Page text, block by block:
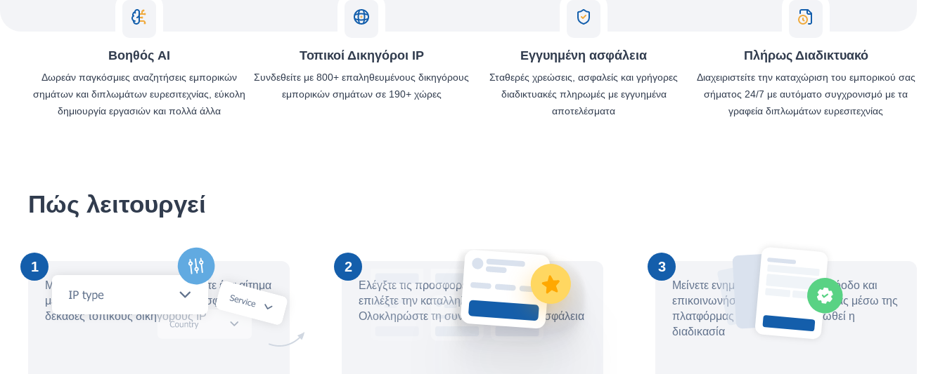
Βοηθός AI
Δωρεάν παγκόσμιες αναζητήσεις εμπορικών
σημάτων και διπλωμάτων ευρεσιτεχνίας, εύκολη
δημιουργία εργασιών και πολλά άλλα
Τοπικοί Δικηγόροι IP
Συνδεθείτε με 800+ επαληθευμένους δικηγόρους
εμπορικών σημάτων σε 190+ χώρες
Εγγυημένη ασφάλεια
Σταθερές χρεώσεις, ασφαλείς και γρήγορες
διαδικτυακές πληρωμές με εγγυημένα
αποτελέσματα
Πλήρως Διαδικτυακό
Διαχειριστείτε την καταχώριση του εμπορικού σας
σήματος 24/7 με αυτόματο συγχρονισμό με τα
γραφεία διπλωμάτων ευρεσιτεχνίας
Πώς λειτουργεί
1
Μέσα σε λίγα λεπτά, δημιουργήστε ένα αίτημα
με έναν βοηθό AI και λάβετε προσφορές από
δεκάδες τοπικούς δικηγόρους IP
2
Ελέγξτε τις προσφορές, συγκρίνετε τις και
επιλέξτε την καταλληλότερη επιλογή.
Ολοκληρώστε τη συναλλαγή σας με ασφάλεια
3
Μείνετε ενημερωμένοι για την πρόοδο και
επικοινωνήστε με τον δικηγόρο σας μέσω της
πλατφόρμας μέχρι να ολοκληρωθεί η
διαδικασία